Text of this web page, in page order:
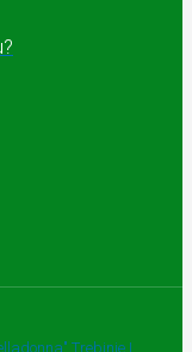
Trebinje |